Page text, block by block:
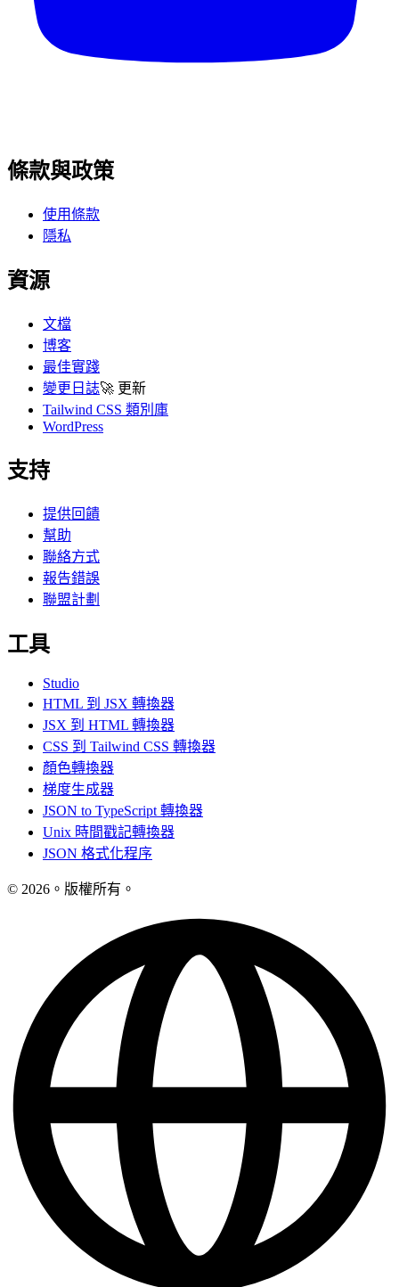
條款與政策
使用條款
隱私
資源
文檔
博客
最佳實踐
變更日誌🚀 更新
Tailwind CSS 類別庫
WordPress
支持
提供回饋
幫助
聯絡方式
報告錯誤
聯盟計劃
工具
Studio
HTML 到 JSX 轉換器
JSX 到 HTML 轉換器
CSS 到 Tailwind CSS 轉換器
顏色轉換器
梯度生成器
JSON to TypeScript 轉換器
Unix 時間戳記轉換器
JSON 格式化程序
© 2026。版權所有。